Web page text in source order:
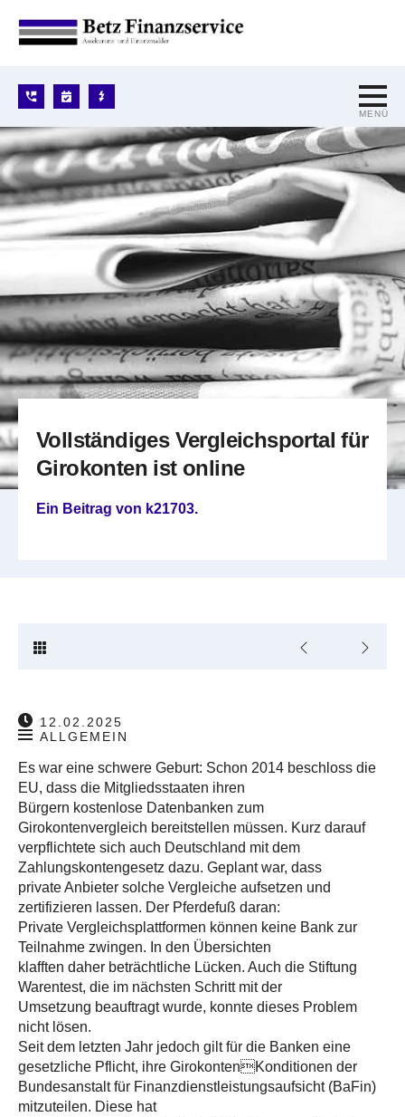
Vollständiges Vergleichsportal für
Girokonten ist online
Ein Beitrag von k21703.
12.02.2025
ALLGEMEIN
Es war eine schwere Geburt: Schon 2014 beschloss die
EU, dass die Mitgliedsstaaten ihren
Bürgern kostenlose Datenbanken zum
Girokontenvergleich bereitstellen müssen. Kurz darauf
verpflichtete sich auch Deutschland mit dem
Zahlungskontengesetz dazu. Geplant war, dass
private Anbieter solche Vergleiche aufsetzen und
zertifizieren lassen. Der Pferdefuß daran:
Private Vergleichsplattformen können keine Bank zur
Teilnahme zwingen. In den Übersichten
klafften daher beträchtliche Lücken. Auch die Stiftung
Warentest, die im nächsten Schritt mit der
Umsetzung beauftragt wurde, konnte dieses Problem
nicht lösen.
Seit dem letzten Jahr jedoch gilt für die Banken eine
gesetzliche Pflicht, ihre GirokontenKonditionen der
Bundesanstalt für Finanzdienstleistungsaufsicht (BaFin)
mitzuteilen. Diese hat